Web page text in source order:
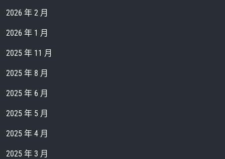
2026 年 2 月
2026 年 1 月
2025 年 11 月
2025 年 8 月
2025 年 6 月
2025 年 5 月
2025 年 4 月
2025 年 3 月